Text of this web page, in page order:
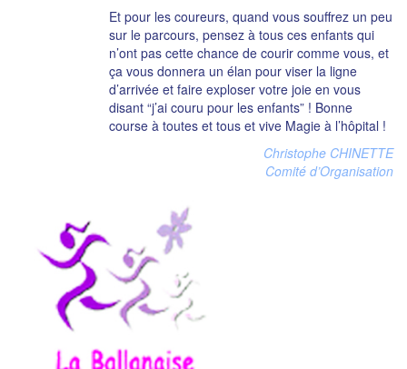
Et pour les coureurs, quand vous souffrez un peu
sur le parcours, pensez à tous ces enfants qui
n’ont pas cette chance de courir comme vous, et
ça vous donnera un élan pour viser la ligne
d’arrivée et faire exploser votre joie en vous
disant “j’ai couru pour les enfants” ! Bonne
course à toutes et tous et vive Magie à l’hôpital !
Christophe CHINETTE
Comité d’Organisation